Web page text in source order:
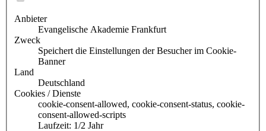
Anbieter
Evangelische Akademie Frankfurt
Zweck
Speichert die Einstellungen der Besucher im Cookie-
Banner
Land
Deutschland
Cookies / Dienste
cookie-consent-allowed, cookie-consent-status, cookie-
consent-allowed-scripts
Laufzeit: 1/2 Jahr